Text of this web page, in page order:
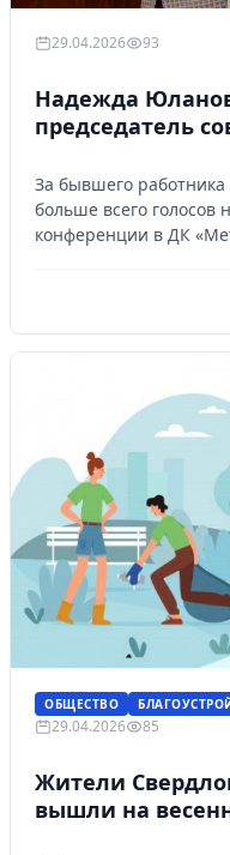
29.04.2026 93
Надежда
председатель
За бывшего работника
больше всего голосов
конференции в ДК
ОБЩЕСТВО
29.04.2026 85
Жители
вышли на